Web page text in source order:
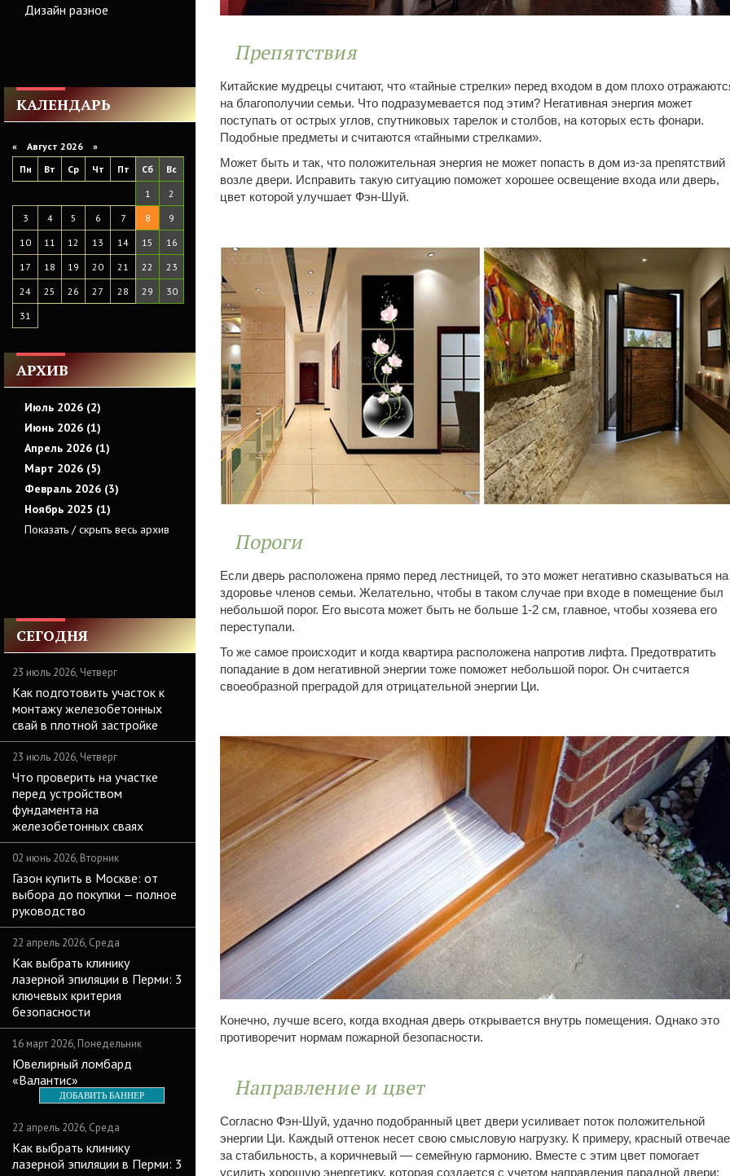
Дизайн разное
КАЛЕНДАРЬ
« Август 2026 »
Пн
Вт Ср Чт Пт Сб
Вс
1
2
3
4 5 6 7 8
9
10
11 12 13 14 15
16
17
18 19 20 21 22
23
24
25 26 27 28 29
30
31
АРХИВ
Июль 2026 (2)
Июнь 2026 (1)
Апрель 2026 (1)
Март 2026 (5)
Февраль 2026 (3)
Ноябрь 2025 (1)
Показать / скрыть весь архив
СЕГОДНЯ
23 июль 2026, Четверг
Как подготовить участок к
монтажу железобетонных
свай в плотной застройке
23 июль 2026, Четверг
Что проверить на участке
перед устройством
фундамента на
железобетонных сваях
02 июнь 2026, Вторник
Газон купить в Москве: от
выбора до покупки — полное
руководство
22 апрель 2026, Среда
Как выбрать клинику
лазерной эпиляции в Перми: 3
ключевых критерия
безопасности
16 март 2026, Понедельник
Ювелирный ломбард
«Валантис»
ДОБАВИТЬ БАННЕР
22 апрель 2026, Среда
Как выбрать клинику
лазерной эпиляции в Перми: 3
Препятствия
Китайские мудрецы считают, что «тайные стрелки» перед входом в дом плохо
на благополучии семьи. Что подразумевается под этим? Негативная энергия может
поступать от острых углов, спутниковых тарелок и столбов, на которых есть фонари.
Подобные предметы и считаются «тайными стрелками».
Может быть и так, что положительная энергия не может попасть в дом из-за препятствий
возле двери. Исправить такую ситуацию поможет хорошее освещение входа или дверь,
цвет которой улучшает Фэн-Шуй.
Пороги
Если дверь расположена прямо перед лестницей, то это может негативно сказываться на
здоровье членов семьи. Желательно, чтобы в таком случае при входе в помещение был
небольшой порог. Его высота может быть не больше 1-2 см, главное, чтобы хозяева его
переступали.
То же самое происходит и когда квартира расположена напротив лифта. Предотвратить
попадание в дом негативной энергии тоже поможет небольшой порог. Он считается
своеобразной преградой для отрицательной энергии Ци.
Конечно, лучше всего, когда входная дверь открывается внутрь помещения. Однако это
противоречит нормам пожарной безопасности.
Направление и цвет
Согласно Фэн-Шуй, удачно подобранный цвет двери усиливает поток положительной
энергии Ци. Каждый оттенок несет свою смысловую нагрузку. К примеру, красный
за стабильность, а коричневый — семейную гармонию. Вместе с этим цвет помогает
усилить хорошую энергетику, которая создается с учетом направления парадной двери: